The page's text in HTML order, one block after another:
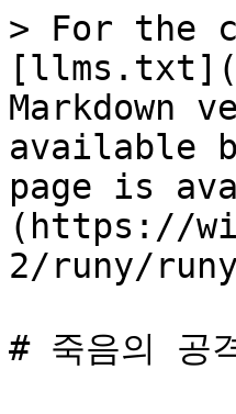
> For the
Markdown
available
page is
(https://
2/runy/
# 죽음의 공